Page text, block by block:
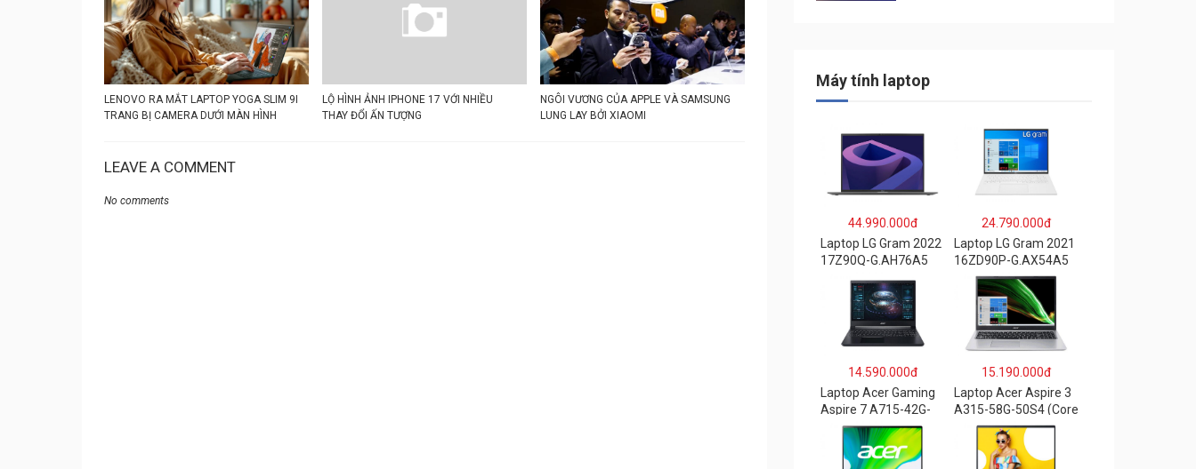
LENOVO RA MẮT LAPTOP YOGA SLIM 9I
TRANG BỊ CAMERA DƯỚI MÀN HÌNH
LỘ HÌNH ẢNH IPHONE 17 VỚI NHIỀU
THAY ĐỔI ẤN TƯỢNG
NGÔI VƯƠNG CỦA APPLE VÀ SAMSUNG
LUNG LAY BỞI XIAOMI
LEAVE A COMMENT
No comments
Máy tính laptop
44.990.000đ
Laptop LG Gram 2022
17Z90Q-G.AH76A5
(Core-i7
1260P/16GB/512GB/
17″ WQXGA/Win
11/Xám)
24.790.000đ
Laptop LG Gram 2021
16ZD90P-G.AX54A5
(i5-1135G7/8GB
RAM/512GB
SSD/16″WQXGA/Dos/
Trắng)
14.590.000đ
Laptop Acer Gaming
Aspire 7 A715-42G-
R4ST NH.QAYSV.004
(R5 5500U/8GB
RAM/256GB
15.190.000đ
Laptop Acer Aspire 3
A315-58G-50S4 (Core
i5 1135G7/8GB
RAM/512GB/15.6″FH
D/MX350 2GB/Win